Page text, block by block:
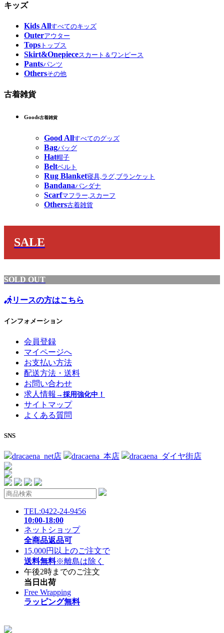
キッズ
Kids Allすべてのキッズ
Outerアウター
Tops トップス
Skirt&Onepieceスカート＆ワンピース
Pantsパンツ
Othersその他
古着雑貨
Goods古着雑貨
Good Allすべてのグッズ
Bagバッグ
Hat帽子
Beltベルト
Rug Blanket寝具,ラグ,ブランケット
Bandanaバンダナ
Scarfマフラー,スカーフ
Others古着雑貨
SALE
SOLD OUT
リースの方はこちら
インフォメーション
会員登録
マイページへ
お支払い方法
配送方法・送料
お問い合わせ
求人情報 →採用強化中！
サイトマップ
よくある質問
SNS
dracaena_net店 dracaena_本店 dracaena_ダイヤ街店
TEL:0422-24-9456
10:00-18:00
ネットショップ
全商品返品可
15,000円以上のご注文で
送料無料※離島は除く
午後2時までのご注文
当日出荷
Free Wrapping
ラッピング無料